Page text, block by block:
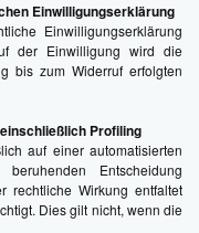
Einwilligungserklärung
Einwilligungserklärung
der Einwilligung wird die
bis zum Widerruf erfolgten
Profiling
auf einer automatisierten
Entscheidung
rechtliche Wirkung entfaltet
Dies gilt nicht, wenn die